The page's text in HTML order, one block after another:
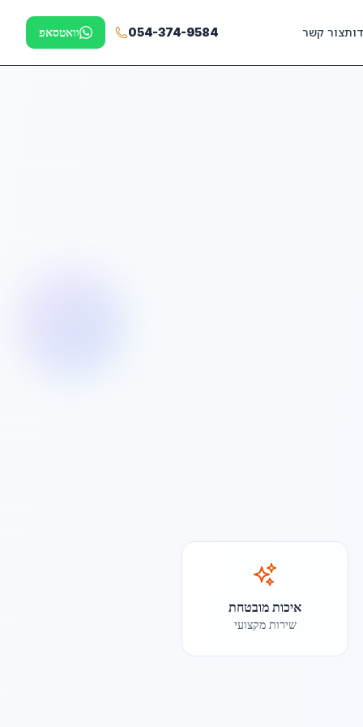
צור קשר 054-374-9584 וואטסאפ
איכות מובטחת
שירות מקצועי